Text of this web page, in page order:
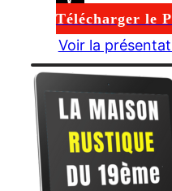
Télécharger le
Voir la